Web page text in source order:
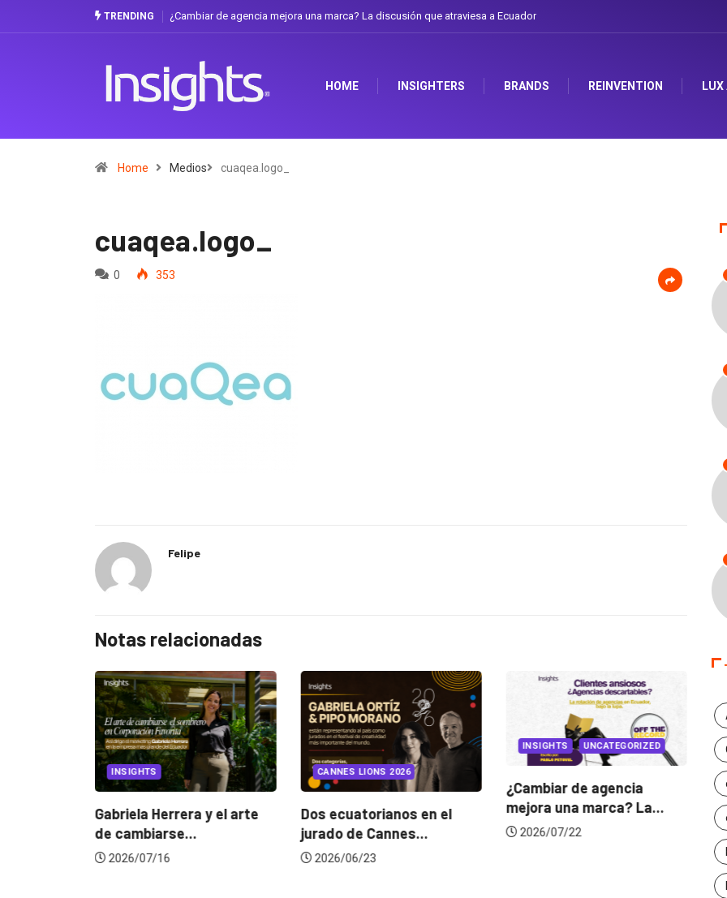
TRENDING ¿Cambiar de agencia mejora una marca? La discusión que atraviesa a EcuadorGabriela Herrera y el arte de cambiarse
HOME INSIGHTERS BRANDS REINVENTION LUX
Home Medios cuaqea.logo_
cuaqea.logo_
0 353
Felipe
Notas relacionadas
INSIGHTS
Gabriela Herrera y el arte
de cambiarse...
2026/07/16
CANNES LIONS 2026
Dos ecuatorianos en el
jurado de Cannes...
2026/06/23
INSIGHTS UNCATEGORIZED
¿Cambiar de agencia
mejora una marca? La...
2026/07/22